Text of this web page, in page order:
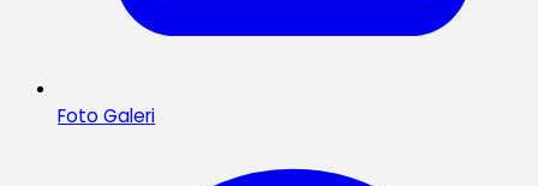
Foto Galeri